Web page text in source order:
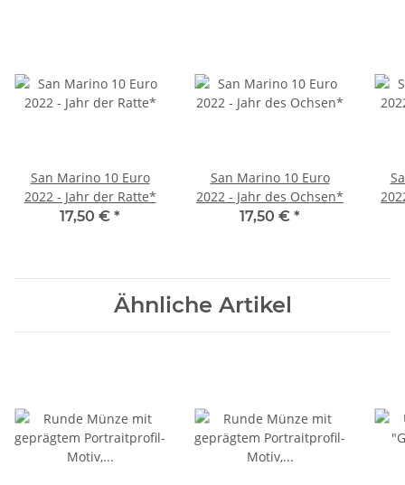
San Marino 10 Euro
2022 - Jahr der Ratte*
17,50 € *
San Marino 10 Euro
2022 - Jahr des Ochsen*
17,50 € *
Ähnliche Artikel